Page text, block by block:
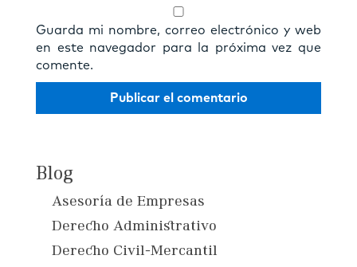
Guarda mi nombre, correo electrónico y web
en este navegador para la próxima vez que
comente.
Blog
Asesoría de Empresas
Derecho Administrativo
Derecho Civil-Mercantil